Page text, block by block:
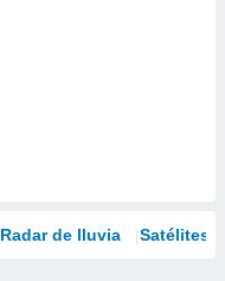
Radar de lluvia Satélites